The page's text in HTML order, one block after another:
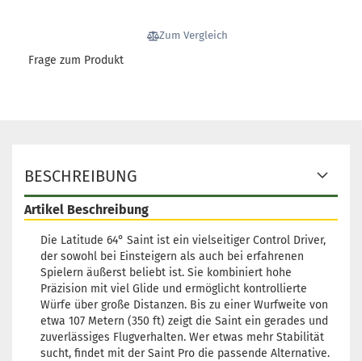
Zum Vergleich
Frage zum Produkt
BESCHREIBUNG
Artikel Beschreibung
Die Latitude 64° Saint ist ein vielseitiger Control Driver,
der sowohl bei Einsteigern als auch bei erfahrenen
Spielern äußerst beliebt ist. Sie kombiniert hohe
Präzision mit viel Glide und ermöglicht kontrollierte
Würfe über große Distanzen. Bis zu einer Wurfweite von
etwa 107 Metern (350 ft) zeigt die Saint ein gerades und
zuverlässiges Flugverhalten. Wer etwas mehr Stabilität
sucht, findet mit der Saint Pro die passende Alternative.